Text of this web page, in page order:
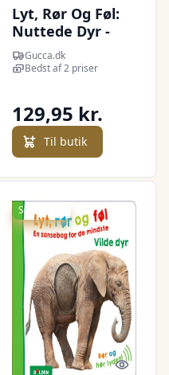
Lyt, Rør Og Føl:
Nuttede Dyr -
BogGucca.dk
Bedst af 2 priser
129,95 kr.
Til butik
Spar 20 kr.
Quick